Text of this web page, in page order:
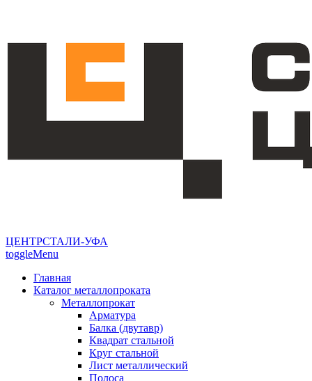
ЦЕНТРСТАЛИ-УФА
toggleMenu
Главная
Каталог металлопроката
Металлопрокат
Арматура
Балка (двутавр)
Квадрат стальной
Круг стальной
Лист металлический
Полоса